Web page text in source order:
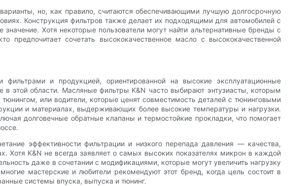
но, как правило, считаются обеспечивающими лучшую долгосрочную
Конструкция фильтров также делает их подходящими для автомобилей с
Хотя некоторые пользователи могут найти альтернативные бренды с
сочетать высококачественное масло с высококачественной
и продукцией, ориентированной на высокие эксплуатационные
в этой области. Масляные фильтры K&N часто выбирают энтузиасты, которым
или водители, которые ценят совместимость деталей с тюнинговыми
и материалах, выдерживающих более высокие температуры и нагрузки.
долговечные обратные клапаны и термостойкие прокладки, что помогает
эффективности фильтрации и низкого перепада давления — качества,
Хотя K&N не всегда заявляет о самых высоких показателях микрон в каждой
даже в сочетании с модификациями, которые могут увеличить нагрузку
мастерские и любители рекомендуют этот бренд, когда цель состоит в
системы впуска, выпуска и тюнинг.